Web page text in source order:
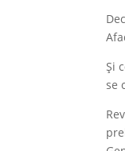
Și
se